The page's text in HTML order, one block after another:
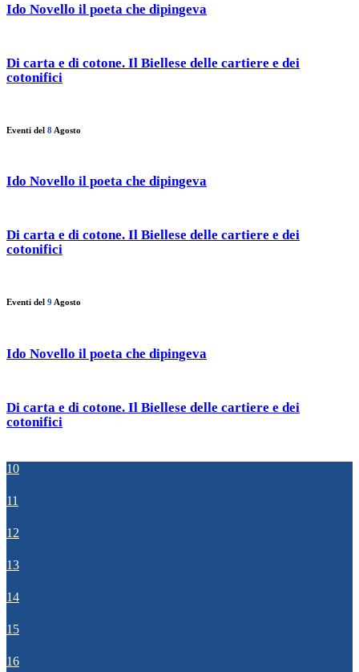
Ido Novello il poeta che dipingeva
Di carta e di cotone. Il Biellese delle cartiere e dei
cotonifici
Eventi del 8 Agosto
Ido Novello il poeta che dipingeva
Di carta e di cotone. Il Biellese delle cartiere e dei
cotonifici
Eventi del 9 Agosto
Ido Novello il poeta che dipingeva
Di carta e di cotone. Il Biellese delle cartiere e dei
cotonifici
10
11
12
13
14
15
16